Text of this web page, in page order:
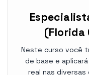
(Florida
Neste curso você
de base e
real nas diversas